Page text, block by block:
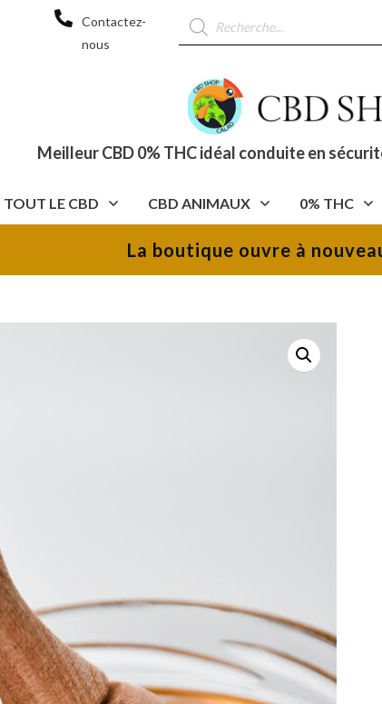
Contactez-
nous
Recherche
de
produits
Meilleur CBD 0% THC idéal conduite en
TOUT LE CBD CBD ANIMAUX 0% THC
La boutique ouvre à